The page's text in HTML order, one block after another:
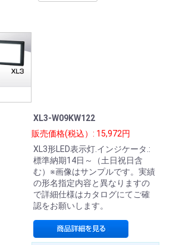
XL3-W09KW122
販売価格(税込）: 15,972円
XL3形LED表示灯.インジケータ.:
標準納期14日～（土日祝日含
む）※画像はサンプルです。実績
の形名指定内容と異なりますの
で詳細仕様はカタログにてご確
認をお願いします。